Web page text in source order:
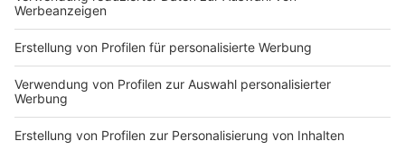
Markiere sie hierfür mit einem